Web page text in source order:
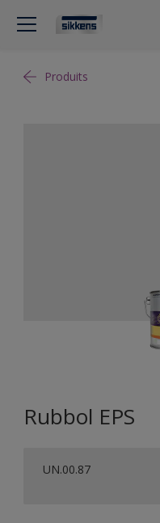
Produits
Rubbol EPS
UN.00.87